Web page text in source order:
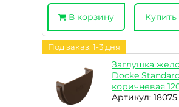
В корзину Купить
Под заказ: 1-3 дня
Заглушка
Docke
коричневая
Артикул: 18075